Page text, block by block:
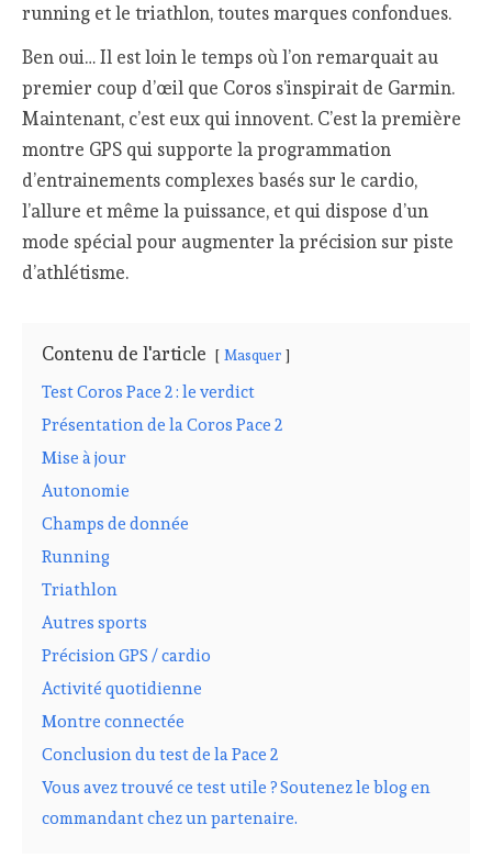
running et le triathlon, toutes marques confondues.
Ben oui… Il est loin le temps où l’on remarquait au
premier coup d’œil que Coros s’inspirait de Garmin.
Maintenant, c’est eux qui innovent. C’est la première
montre GPS qui supporte la programmation
d’entrainements complexes basés sur le cardio,
l’allure et même la puissance, et qui dispose d’un
mode spécial pour augmenter la précision sur piste
d’athlétisme.
Contenu de l'article Masquer
Test Coros Pace 2 : le verdict
Présentation de la Coros Pace 2
Mise à jour
Autonomie
Champs de donnée
Running
Triathlon
Autres sports
Précision GPS / cardio
Activité quotidienne
Montre connectée
Conclusion du test de la Pace 2
Vous avez trouvé ce test utile ? Soutenez le blog en
commandant chez un partenaire.